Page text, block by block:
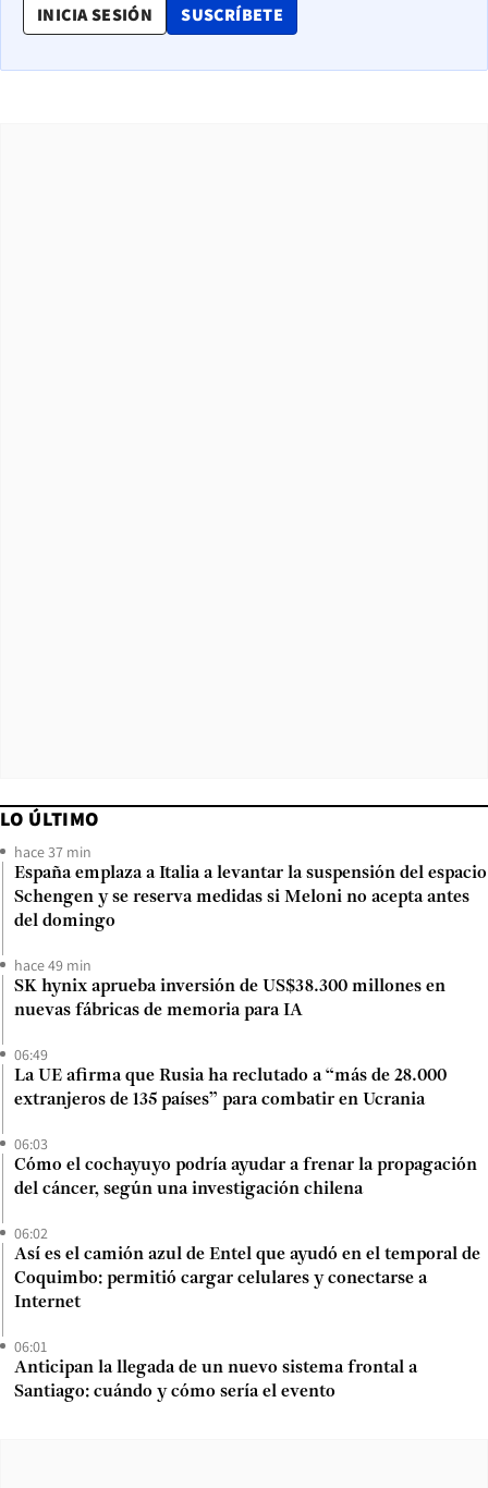
INICIA SESIÓN SUSCRÍBETE
OPENS IN NEW WINDOW
LO ÚLTIMO
hace 37 min
España emplaza a Italia a levantar la suspensión del espacio
Schengen y se reserva medidas si Meloni no acepta antes
del domingo
hace 49 min
SK hynix aprueba inversión de US$38.300 millones en
nuevas fábricas de memoria para IA
06:49
La UE afirma que Rusia ha reclutado a “más de 28.000
extranjeros de 135 países” para combatir en Ucrania
06:03
Cómo el cochayuyo podría ayudar a frenar la propagación
del cáncer, según una investigación chilena
06:02
Así es el camión azul de Entel que ayudó en el temporal de
Coquimbo: permitió cargar celulares y conectarse a
Internet
06:01
Anticipan la llegada de un nuevo sistema frontal a
Santiago: cuándo y cómo sería el evento